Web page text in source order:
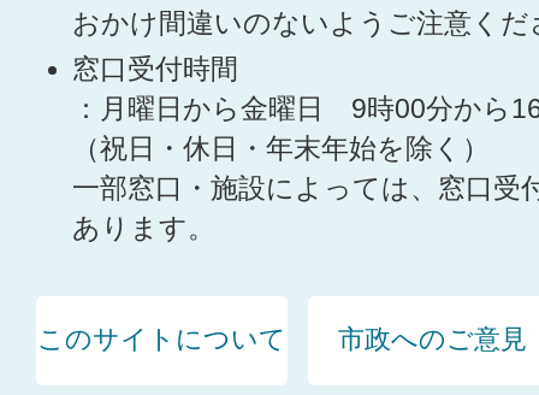
おかけ間違いのないようご注意くだ
窓口受付時間
：月曜日から金曜日 9時00分から
（祝日・休日・年末年始を除く）
一部窓口・施設によっては、窓口受
あります。
このサイトについて 市政へのご意見